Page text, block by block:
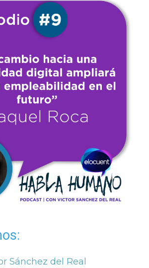
Sánchez del Real